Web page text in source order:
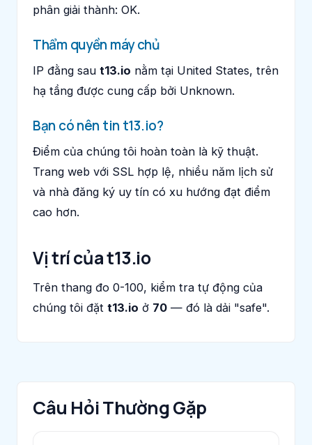
phân giải thành: OK.
Thẩm quyền máy chủ
IP đằng sau t13.io nằm tại United States, trên
hạ tầng được cung cấp bởi Unknown.
Bạn có nên tin t13.io?
Điểm của chúng tôi hoàn toàn là kỹ thuật.
Trang web với SSL hợp lệ, nhiều năm lịch sử
và nhà đăng ký uy tín có xu hướng đạt điểm
cao hơn.
Vị trí của t13.io
Trên thang đo 0-100, kiểm tra tự động của
chúng tôi đặt t13.io ở 70 — đó là dải "safe".
Câu Hỏi Thường Gặp